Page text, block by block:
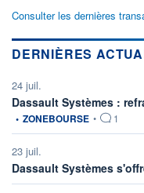
Consulter les dernières
DERNIÈRES
24 juil.
Dassault Systèmes :
• ZONEBOURSE • 1
23 juil.
Dassault Systèmes